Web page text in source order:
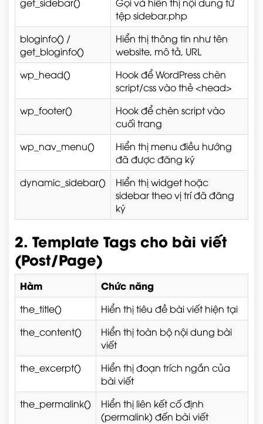
tệpsidebar.php
bloginfo() /
get_bloginfo()
Hiển thị thông tin như tên
website, mô tả, URL
wp_head()
Hook để WordPress chèn
script/css vào thẻ<head>
wp_footer()
Hook để chèn script vào
cuối trang
wp_nav_menu()
Hiển thị menu điều hướng
đã được đăng ký
dynamic_sidebar()
Hiển thị widget hoặc
sidebar theo vị trí đã đăng
ký
2. Template Tags cho bài viết
(Post/Page)
Hàm Chức năng
the_title()
Hiển thị tiêu đề bài viết hiện tại
the_content()
Hiển thị toàn bộ nội dung bài
viết
the_excerpt()
Hiển thị đoạn trích ngắn của
bài viết
the_permalink()
Hiển thị liên kết cố định
(permalink) đến bài viết